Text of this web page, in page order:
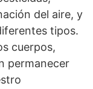
del aire, y
tipos.
cuerpos,
permanecer